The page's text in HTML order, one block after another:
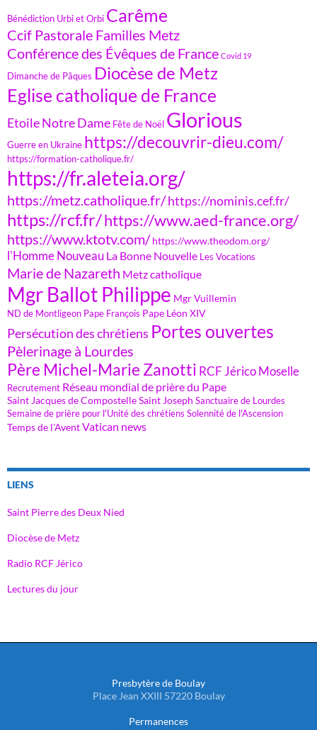
Bénédiction Urbi et Orbi Carême
Ccif Pastorale Familles Metz
Conférence des Évêques de France Covid 19
Dimanche de Pâques Diocèse de Metz
Eglise catholique de France
Etoile Notre Dame Fête de Noël Glorious
Guerre en Ukraine https://decouvrir-dieu.com/
https://formation-catholique.fr/
https://fr.aleteia.org/
https://metz.catholique.fr/https://nominis.cef.fr/
https://rcf.fr/https://www.aed-france.org/
https://www.ktotv.com/ https://www.theodom.org/
l'Homme Nouveau La Bonne Nouvelle Les Vocations
Marie de Nazareth Metz catholique
Mgr Ballot Philippe Mgr Vuillemin
ND de Montligeon Pape François Pape Léon XIV
Persécution des chrétiens Portes ouvertes
Pèlerinage à Lourdes
Père Michel-Marie Zanotti RCF Jérico Moselle
Recrutement Réseau mondial de prière du Pape
Saint Jacques de CompostelleSaint Joseph Sanctuaire de Lourdes
Semaine de prière pour l'Unité des chrétiens Solennité de l'Ascension
Temps de l'AventVatican news
LIENS
Saint Pierre des Deux Nied
Diocèse de Metz
Radio RCF Jérico
Lectures du jour
Presbytère de Boulay
Place Jean XXIII 57220 Boulay
Permanences